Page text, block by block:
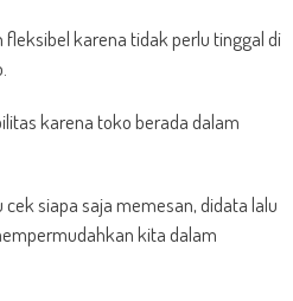
karena tidak perlu tinggal di
karena toko berada dalam
siapa saja memesan, didata lalu
kita dalam